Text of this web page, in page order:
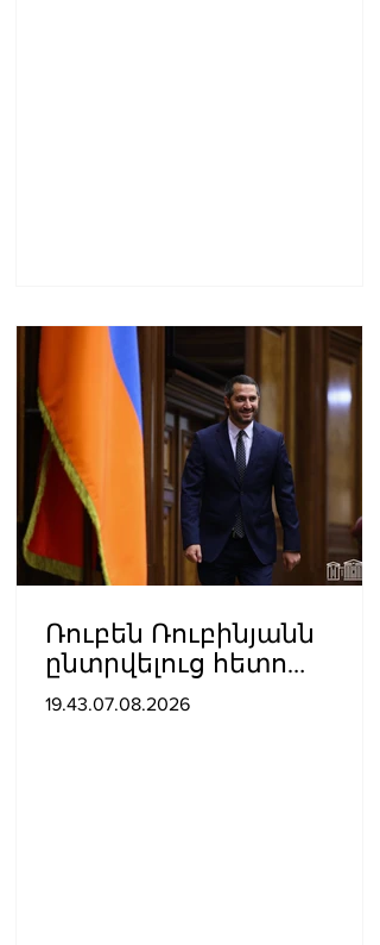
Ռուբեն Ռուբինյանն
ընտրվելուց հետո
դարձել է աշխարհի
19.43.07.08.2026